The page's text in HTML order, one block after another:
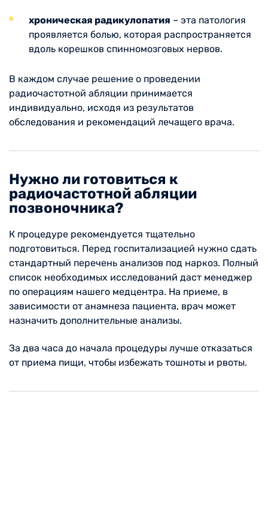
хроническая радикулопатия – эта патология
проявляется болью, которая распространяется
вдоль корешков спинномозговых нервов.
В каждом случае решение о проведении
радиочастотной абляции принимается
индивидуально, исходя из результатов
обследования и рекомендаций лечащего врача.
Нужно ли готовиться к
радиочастотной абляции
позвоночника?
К процедуре рекомендуется тщательно
подготовиться. Перед госпитализацией нужно сдать
стандартный перечень анализов под наркоз. Полный
список необходимых исследований даст менеджер
по операциям нашего медцентра. На приеме, в
зависимости от анамнеза пациента, врач может
назначить дополнительные анализы.
За два часа до начала процедуры лучше отказаться
от приема пищи, чтобы избежать тошноты и рвоты.